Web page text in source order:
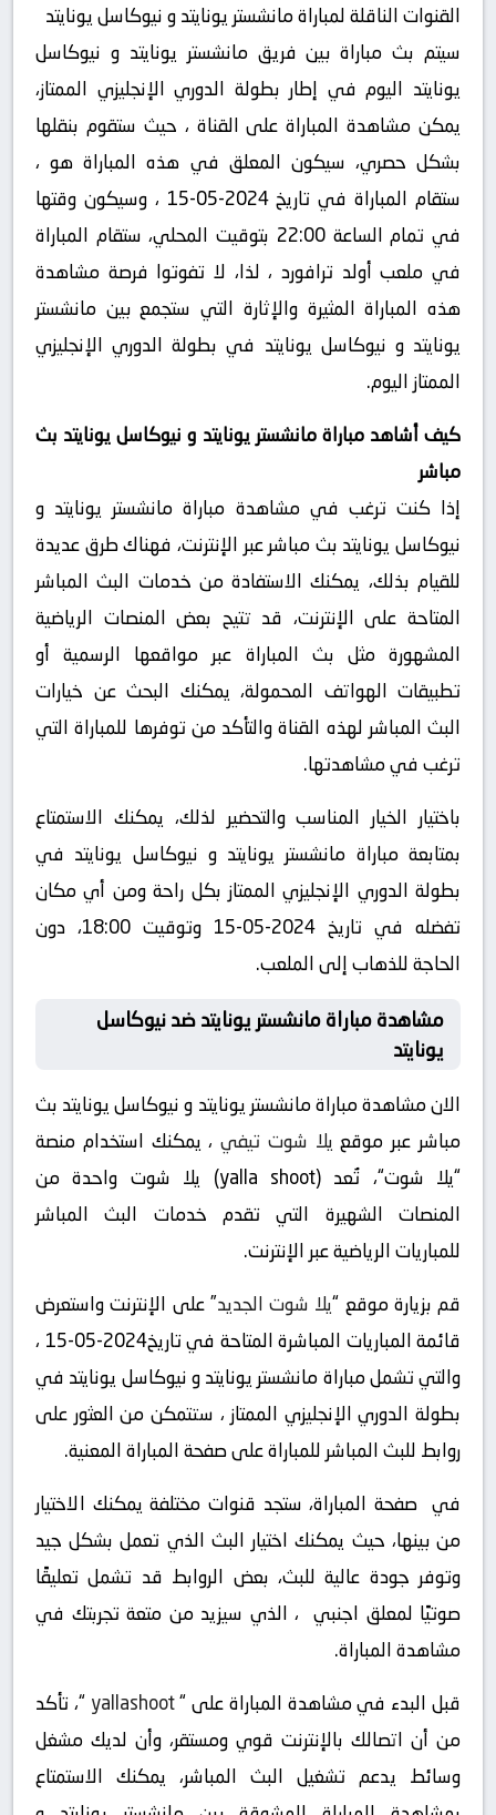
القنوات الناقلة لمباراة مانشستر يونايتد و نيوكاسل يونايتد
سيتم بث مباراة بين فريق مانشستر يونايتد و نيوكاسل
يونايتد اليوم في إطار بطولة الدوري الإنجليزي الممتاز،
يمكن مشاهدة المباراة على القناة ، حيث ستقوم بنقلها
بشكل حصري، سيكون المعلق في هذه المباراة هو ،
ستقام المباراة في تاريخ 2024-05-15 ، وسيكون وقتها
في تمام الساعة 22:00 بتوقيت المحلي، ستقام المباراة
في ملعب أولد ترافورد ، لذا، لا تفوتوا فرصة مشاهدة
هذه المباراة المثيرة والإثارة التي ستجمع بين مانشستر
يونايتد و نيوكاسل يونايتد في بطولة الدوري الإنجليزي
الممتاز اليوم.
كيف أشاهد مباراة مانشستر يونايتد و نيوكاسل يونايتد بث
مباشر
إذا كنت ترغب في مشاهدة مباراة مانشستر يونايتد و
نيوكاسل يونايتد بث مباشر عبر الإنترنت، فهناك طرق عديدة
للقيام بذلك، يمكنك الاستفادة من خدمات البث المباشر
المتاحة على الإنترنت، قد تتيح بعض المنصات الرياضية
المشهورة مثل بث المباراة عبر مواقعها الرسمية أو
تطبيقات الهواتف المحمولة، يمكنك البحث عن خيارات
البث المباشر لهذه القناة والتأكد من توفرها للمباراة التي
ترغب في مشاهدتها.
باختيار الخيار المناسب والتحضير لذلك، يمكنك الاستمتاع
بمتابعة مباراة مانشستر يونايتد و نيوكاسل يونايتد في
بطولة الدوري الإنجليزي الممتاز بكل راحة ومن أي مكان
تفضله في تاريخ 2024-05-15 وتوقيت 18:00، دون
الحاجة للذهاب إلى الملعب.
مشاهدة مباراة مانشستر يونايتد ضد نيوكاسل
يونايتد
الان مشاهدة مباراة مانشستر يونايتد و نيوكاسل يونايتد بث
مباشر عبر موقع يلا شوت تيفي، يمكنك استخدام منصة
“يلا شوت“، تُعد (yalla shoot) يلا شوت واحدة من
المنصات الشهيرة التي تقدم خدمات البث المباشر
للمباريات الرياضية عبر الإنترنت.
قم بزيارة موقع “يلا شوت الجديد” على الإنترنت واستعرض
قائمة المباريات المباشرة المتاحة في تاريخ2024-05-15 ،
والتي تشمل مباراة مانشستر يونايتد و نيوكاسل يونايتد في
بطولة الدوري الإنجليزي الممتاز ، ستتمكن من العثور على
روابط للبث المباشر للمباراة على صفحة المباراة المعنية.
في صفحة المباراة، ستجد قنوات مختلفة يمكنك الاختيار
من بينها، حيث يمكنك اختيار البث الذي تعمل بشكل جيد
وتوفر جودة عالية للبث، بعض الروابط قد تشمل تعليقًا
صوتيًا لمعلق اجنبي ، الذي سيزيد من متعة تجربتك في
مشاهدة المباراة.
قبل البدء في مشاهدة المباراة على “yallashoot
“، تأكد
من أن اتصالك بالإنترنت قوي ومستقر، وأن لديك مشغل
وسائط يدعم تشغيل البث المباشر، يمكنك الاستمتاع